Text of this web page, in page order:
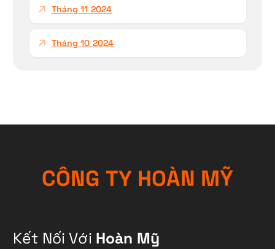
Tháng 11 2024
Tháng 10 2024
CÔNG TY HOÀN MỸ
Kết Nối Với Hoàn Mỹ